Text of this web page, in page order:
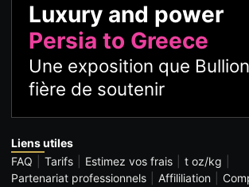
Luxury and power
Persia to Greece
Une exposition que
fière de soutenir
Liens utiles
FAQ
Tarifs Estimez vos frais
t oz/kg
Partenariat professionnels
Affililiation